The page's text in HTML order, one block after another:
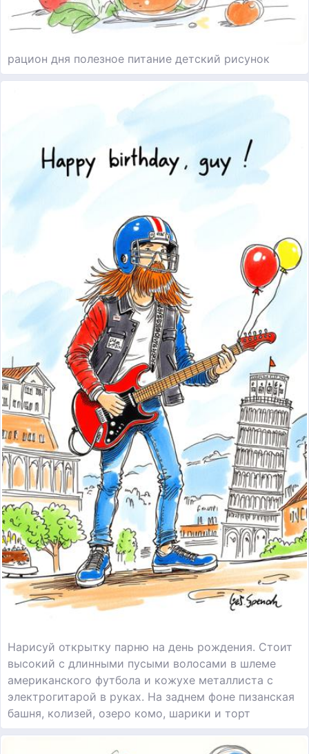
рацион дня полезное питание детский рисунок
Нарисуй открытку парню на день рождения. Стоит
высокий с длинными пусыми волосами в шлеме
американского футбола и кожухе металлиста с
электрогитарой в руках. На заднем фоне пизанская
башня, колизей, озеро комо, шарики и торт